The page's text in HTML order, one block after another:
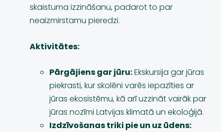
skaistuma izzināšanu, padarot to par
neaizmirstamu pieredzi.
Aktivitātes:
Pārgājiens gar jūru:Ekskursija gar jūras
piekrasti, kur skolēni varēs iepazīties ar
jūras ekosistēmu, kā arī uzzināt vairāk par
jūras nozīmi Latvijas klimatā un ekoloģijā.
Izdzīvošanas triki pie un uz ūdens: